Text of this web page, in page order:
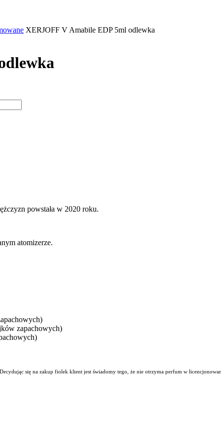
XERJOFF V Amabile EDP 5ml odlewka
powstała w 2020 roku.
atomizerze.
zapachowych)
się na zakup fiolek klient jest świadomy tego, że nie otrzyma perfum w